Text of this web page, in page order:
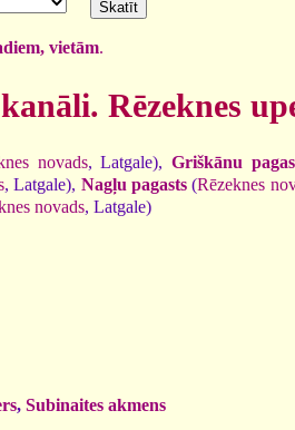
vietām.
Rēzeknes
novads, Latgale),Griškānu
, Latgale), Nagļu pagasts(Rēzeknes
novads, Latgale)
, Subinaites akmens